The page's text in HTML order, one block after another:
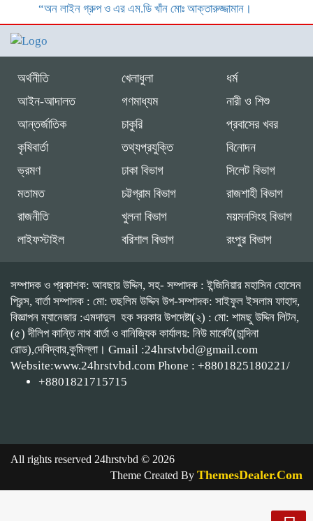
“অন লাইন গ্রুপ ও এর এম.ডি খাঁন মোঃ আক্তারুজ্জামান।
অর্থনীতি
আইন-আদালত
আন্তর্জাতিক
কৃষিবার্তা
খেলাধুলা
গণমাধ্যম
চাকুরি
তথ্যপ্রযুক্তি
ধর্ম
নারী ও শিশু
প্রবাসের খবর
বিনোদন
ভ্রমণ
মতামত
রাজনীতি
লাইফস্টাইল
ঢাকা বিভাগ
চট্টগ্রাম বিভাগ
খুলনা বিভাগ
বরিশাল বিভাগ
সিলেট বিভাগ
রাজশাহী বিভাগ
ময়মনসিংহ বিভাগ
রংপুর বিভাগ
সম্পাদক ও প্রকাশক: আবছার উদ্দিন, সহ- সম্পাদক : ইন্জিনিয়ার মহাসিন হোসেন
প্রিন্স, বার্তা সম্পাদক : মো: তছলিম উদ্দিন উপ-সম্পাদক: সাইফুল ইসলাম ফাহাদ,
বিজ্ঞাপন ম্যানেজার :এমদাদুল হক সরকার উপদেষ্টা(২) : মো: শামছু উদ্দিন লিটন,
(৫) দীলিপ কান্তি নাথ বার্তা ও বানিজ্যিক কার্যালয়: নিউ মার্কেট(চান্দিনা
রোড),দেবিদ্বার,কুমিল্লা। Gmail :24hrstvbd@gmail.com
Website:www.24hrstvbd.com Phone : +8801825180221/
+8801821715715
All rights reserved 24hrstvbd © 2026
Theme Created By ThemesDealer.Com